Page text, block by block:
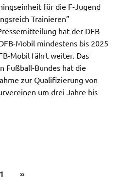
für die F-Jugend
Trainieren”
hat der DFB
Mobil mindestens bis 2025
Mobil fährt weiter. Das
Fußball-Bundes hat die
zur Qualifizierung von
um drei Jahre bis
»